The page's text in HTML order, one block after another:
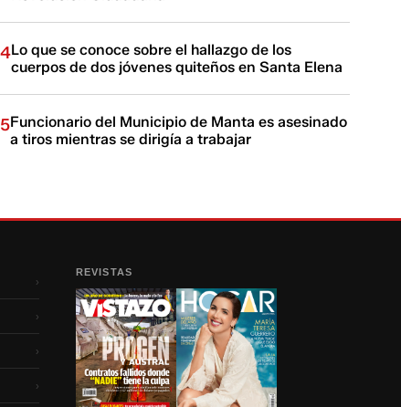
Lo que se conoce sobre el hallazgo de los
cuerpos de dos jóvenes quiteños en Santa Elena
Funcionario del Municipio de Manta es asesinado
a tiros mientras se dirigía a trabajar
›
›
›
›
REVISTAS